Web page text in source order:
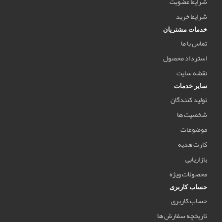
شرایط خرید
خدمات مشتریان
تماس با ما
استرداد محصول
نقشه سایت
سایر خدمات
تولید کنندگان
شخصیت ها
موضوعات
کارت هدیه
بازاریابی
محصولات ویژه
حساب کاربری
حساب کاربری
تاریخچه سفارش ها